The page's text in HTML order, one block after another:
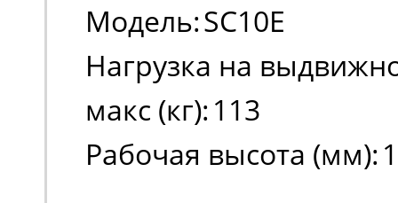
Модель:SC10E
Нагрузка на
макс (кг): 113
Рабочая высота (мм):